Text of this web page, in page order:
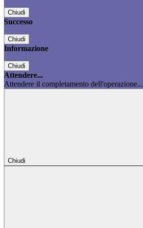
Chiudi
Successo
Chiudi
Informazione
Chiudi
Attendere...
Attendere il completamento dell'operazione...
Chiudi